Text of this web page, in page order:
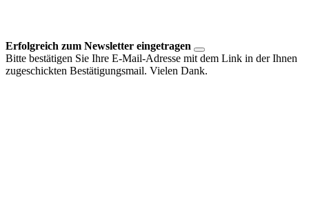
Erfolgreich zum Newsletter eingetragen
Bitte bestätigen Sie Ihre E-Mail-Adresse mit dem Link in der Ihnen
zugeschickten Bestätigungsmail. Vielen Dank.